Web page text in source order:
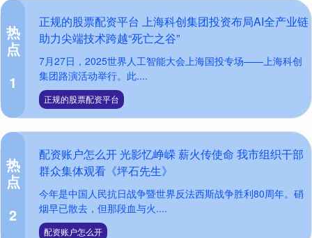
热
点
1
正规的股票配资平台 上海科创集团投资布局AI全产业链
助力尖端技术跨越“死亡之谷”
7月27日，2025世界人工智能大会上海国投专场——上海科创
集团路演活动举行。此....
正规的股票配资平台
热
点
2
配资账户怎么开 光影忆峥嵘 薪火传使命 我市组织干部
群众集体观看《坪石先生》
今年是中国人民抗日战争暨世界反法西斯战争胜利80周年。硝
烟早已散去，但那段血与火....
配资账户怎么开